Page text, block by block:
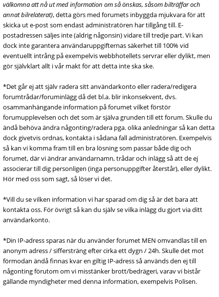
välkomna att nå ut med information om så önskas, såsom bilträffar och
annat bilrelaterat), detta görs med forumets inbyggda mjukvara för att
skicka ut e-post som endast administratören har tillgång till. E-
postadressen säljes inte (aldrig någonsin) vidare till tredje part. Vi kan
dock inte garantera användaruppgifternas säkerhet till 100% vid
eventuellt intrång på exempelvis webbhotellets servrar eller dylikt, men
gör självklart allt i vår makt för att detta inte ska ske.
*Det går ej att själv radera sitt användarkonto eller radera/redigera
forumtrådar/foruminlägg då det bl.a. blir inkonsekvent, dvs.
osammanhängande information på forumet vilket förstör
forumupplevelsen och det som är själva grunden till ett forum. Skulle du
ändå behöva ändra någonting/radera pga. olika anledningar så kan detta
dock givetvis ordnas, kontakta i sådana fall administratören. Exempelvis
så kan vi komma fram till en bra lösning som passar både dig och
forumet, där vi ändrar användarnamn, trådar och inlägg så att de ej
associerar till dig personligen (inga personuppgifter återstår), eller dylikt.
Hör med oss som sagt, så löser vi det.
*Vill du se vilken information vi har sparad om dig så är det bara att
kontakta oss. För övrigt så kan du själv se vilka inlägg du gjort via ditt
användarkonto.
*Din IP-adress sparas när du använder forumet MEN omvandlas till en
anonym adress / siffersträng efter cirka ett dygn / 24h. Skulle det mot
förmodan ändå finnas kvar en giltig IP-adress så används den ej till
någonting förutom om vi misstänker brott/bedrägeri, varav vi bistår
gällande myndigheter med denna information, exempelvis Polisen.